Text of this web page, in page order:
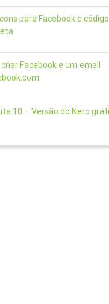
para Facebook e
Facebook e um email
10 – Versão do Nero